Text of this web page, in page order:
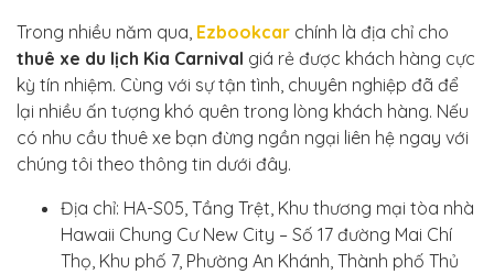
Trong nhiều năm qua, Ezbookcar chính là địa chỉ cho
thuê xe du lịch Kia Carnival giá rẻ được khách hàng cực
kỳ tín nhiệm. Cùng với sự tận tình, chuyên nghiệp đã để
lại nhiều ấn tượng khó quên trong lòng khách hàng. Nếu
có nhu cầu thuê xe bạn đừng ngần ngại liên hệ ngay với
chúng tôi theo thông tin dưới đây.
Địa chỉ: HA-S05, Tầng Trệt, Khu thương mại tòa nhà
Hawaii Chung Cư New City – Số 17 đường Mai Chí
Thọ, Khu phố 7, Phường An Khánh, Thành phố Thủ